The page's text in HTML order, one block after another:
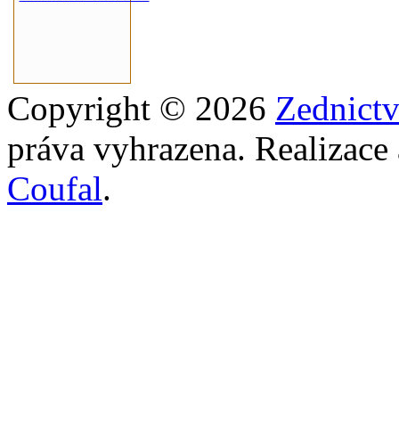
Copyright © 2026
práva vyhrazena.
Coufal.